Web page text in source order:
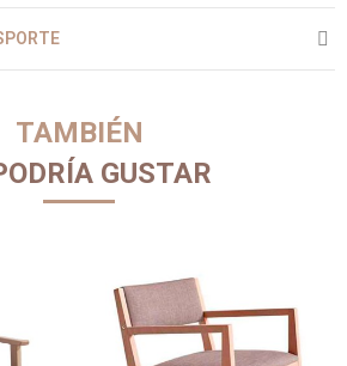
TAMBIÉN
GUSTAR